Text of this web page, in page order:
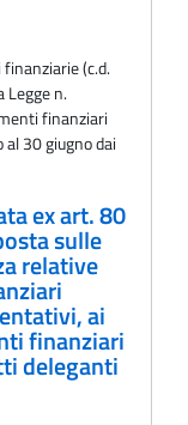
(c.d.
Legge n.
finanziari
30 giugno dai
ex art. 80
sulle
relative
ai
finanziari
deleganti